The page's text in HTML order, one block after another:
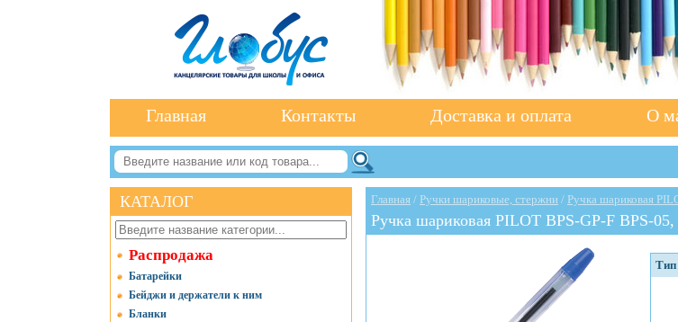
Главная Контакты Доставка и оплата О
КАТАЛОГ
Распродажа
Батарейки
Бейджи и держатели к ним
Бланки
Главная / Ручки шариковые, стержни / Ручка шариковая
Ручка шариковая PILOT BPS-GP-F BPS-05,
Тип